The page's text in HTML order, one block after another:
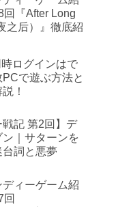
回『After Long
之后）』徹底紹
ログインはで
で遊ぶ方法と
！
戦記 第2回】デ
｜サターンを
台詞と悪夢
ディーゲーム紹
回